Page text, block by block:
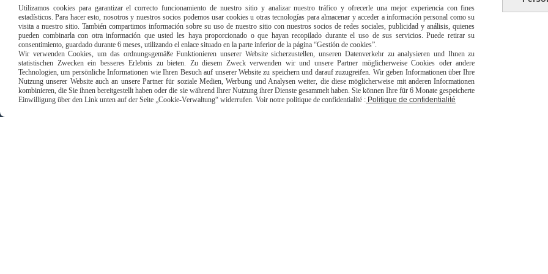
Paiement sécurisé
Utilizamos cookies para garantizar el correcto funcionamiento de nuestro sitio y analizar nuestro tráfico y ofrecerle una mejor experiencia con fines
estadísticos. Para hacer esto, nosotros y nuestros socios podemos usar cookies u otras tecnologías para almacenar y acceder a información personal como su
visita a nuestro sitio. También compartimos información sobre su uso de nuestro sitio con nuestros socios de redes sociales, publicidad y análisis, quienes
pueden combinarla con otra información que usted les haya proporcionado o que hayan recopilado durante el uso de sus servicios. Puede retirar su
consentimiento, guardado durante 6 meses, utilizando el enlace situado en la parte inferior de la página “Gestión de cookies”.
Wir verwenden Cookies, um das ordnungsgemäße Funktionieren unserer Website sicherzustellen, unseren Datenverkehr zu analysieren und Ihnen zu
statistischen Zwecken ein besseres Erlebnis zu bieten. Zu diesem Zweck verwenden wir und unsere Partner möglicherweise Cookies oder andere
Technologien, um persönliche Informationen wie Ihren Besuch auf unserer Website zu speichern und darauf zuzugreifen. Wir geben Informationen über Ihre
Nutzung unserer Website auch an unsere Partner für soziale Medien, Werbung und Analysen weiter, die diese möglicherweise mit anderen Informationen
kombinieren, die Sie ihnen bereitgestellt haben oder die sie während Ihrer Nutzung ihrer Dienste gesammelt haben. Sie können Ihre für 6 Monate gespeicherte
Einwilligung über den Link unten auf der Seite „Cookie-Verwaltung“ widerrufen. Voir notre politique de confidentialité : Politique de confidentialité